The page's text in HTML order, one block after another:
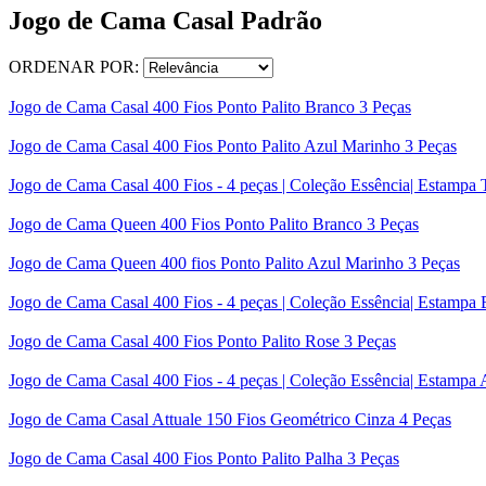
Jogo de Cama Casal Padrão
ORDENAR POR:
Jogo de Cama Casal 400 Fios Ponto Palito Branco 3 Peças
Jogo de Cama Casal 400 Fios Ponto Palito Azul Marinho 3 Peças
Jogo de Cama Casal 400 Fios - 4 peças | Coleção Essência| Estampa
Jogo de Cama Queen 400 Fios Ponto Palito Branco 3 Peças
Jogo de Cama Queen 400 fios Ponto Palito Azul Marinho 3 Peças
Jogo de Cama Casal 400 Fios - 4 peças | Coleção Essência| Estampa
Jogo de Cama Casal 400 Fios Ponto Palito Rose 3 Peças
Jogo de Cama Casal 400 Fios - 4 peças | Coleção Essência| Estampa
Jogo de Cama Casal Attuale 150 Fios Geométrico Cinza 4 Peças
Jogo de Cama Casal 400 Fios Ponto Palito Palha 3 Peças